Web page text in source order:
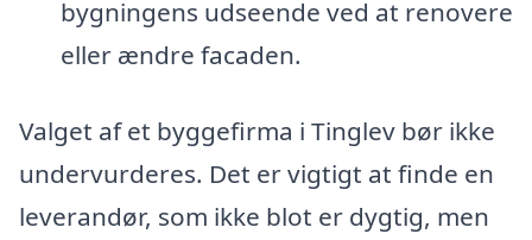
bygningens udseende ved at renovere
eller ændre facaden.
Valget af et byggefirma i Tinglev bør ikke
undervurderes. Det er vigtigt at finde en
leverandør, som ikke blot er dygtig, men